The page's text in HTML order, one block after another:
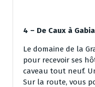
4 – De Caux à
Le domaine de la
pour recevoir ses
caveau tout neuf.
Sur la route, vous